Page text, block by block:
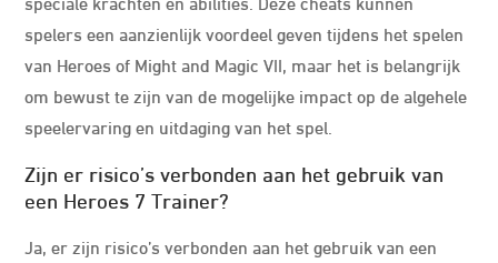
spelers een aanzienlijk voordeel geven tijdens het spelen
van Heroes of Might and Magic VII, maar het is belangrijk
om bewust te zijn van de mogelijke impact op de algehele
speelervaring en uitdaging van het spel.
Zijn er risico’s verbonden aan het gebruik van
een Heroes 7 Trainer?
Ja, er zijn risico’s verbonden aan het gebruik van een